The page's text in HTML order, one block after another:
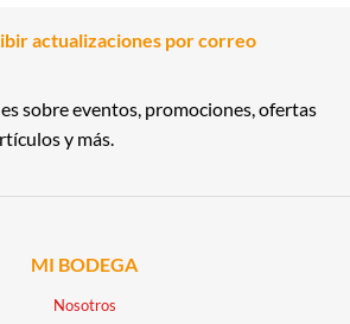
actualizaciones por correo
sobre eventos, promociones, ofertas
y más.
MI BODEGA
Nosotros